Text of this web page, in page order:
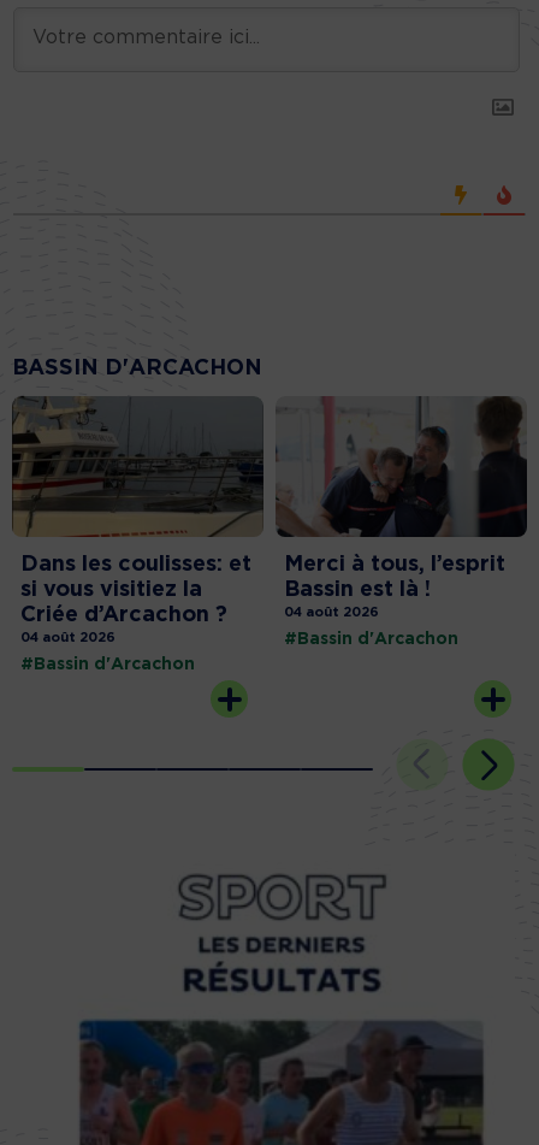
BASSIN D'ARCACHON
Dans les coulisses: et
si vous visitiez la
Criée d’Arcachon ?
04 août 2026
#Bassin d'Arcachon
Merci à tous, l’esprit
Bassin est là !
04 août 2026
#Bassin d'Arcachon